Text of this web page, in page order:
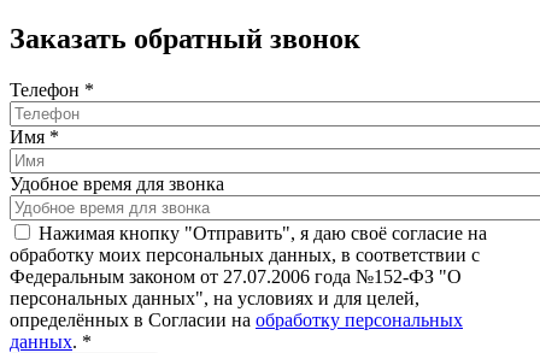
Заказать обратный звонок
Телефон *
Имя *
Удобное время для звонка
Нажимая кнопку "Отправить", я даю своё согласие на
обработку моих персональных данных, в соответствии с
Федеральным законом от 27.07.2006 года №152-ФЗ "О
персональных данных", на условиях и для целей,
определённых в Согласии на обработку персональных
данных. *